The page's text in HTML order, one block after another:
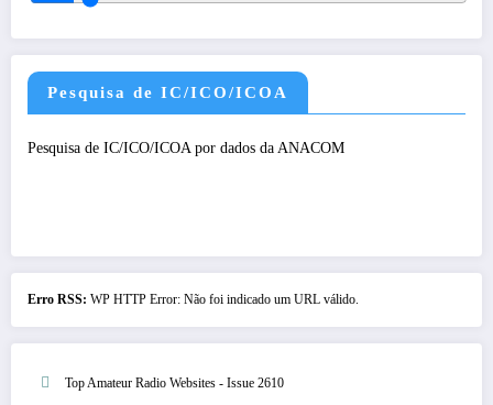
Pesquisa de IC/ICO/ICOA
Pesquisa de IC/ICO/ICOA por dados da ANACOM
Erro RSS: WP HTTP Error: Não foi indicado um URL válido.
Top Amateur Radio Websites - Issue 2610